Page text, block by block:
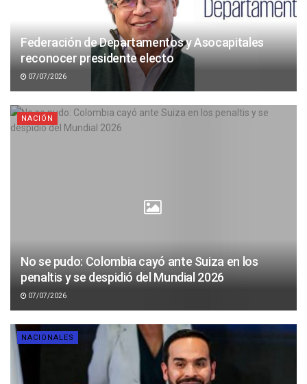
Federación de Departamentos y Asocapitales
reconocer presidente electo
07/07/2026
NACIÓN
No se pudo: Colombia cayó ante Suiza en los
penaltis y se despidió del Mundial 2026
07/07/2026
NACIONALES